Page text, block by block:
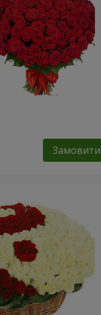
Замовити